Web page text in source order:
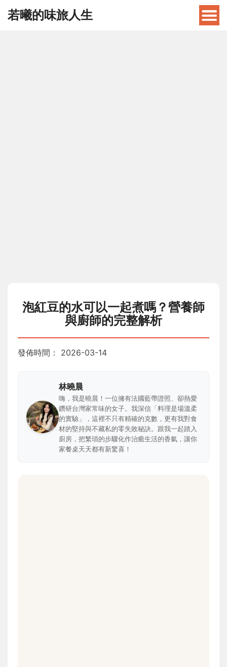
若曦的味旅人生
泡紅豆的水可以一起煮嗎？營養師
與廚師的完整解析
發佈時間： 2026-03-14
林曉晨
嗨，我是曉晨！一位擁有法國藍帶證照、卻熱愛
鑽研台灣家常味的女子。我深信「料理是場溫柔
的實驗」，這裡不只有精確的克數，更有我對食
材的堅持與不藏私的零失敗秘訣。跟我一起踏入
廚房，把繁瑣的步驟化作治癒生活的香氣，讓你
家餐桌天天都有新驚喜！